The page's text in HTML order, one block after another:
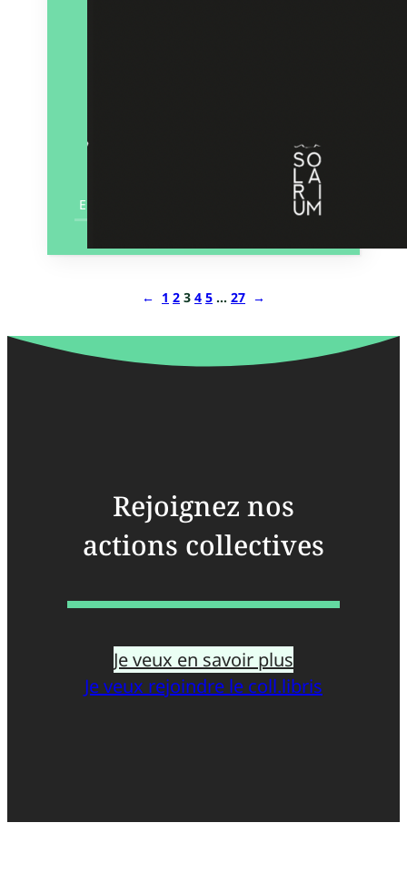
En savoir plus
← 1 2 3 4 5 … 27 →
Rejoignez nos
actions collectives
Je veux en savoir plus
Je veux rejoindre le coll.libris